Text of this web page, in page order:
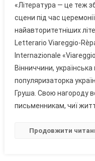
—
Це
Теж
З
«Література — це теж
сцени під час
найавторитетніших
Letterario Viareggio-
Internazionale
Вінниччини,
популяризаторка
Груша. Свою нагороду
письменникам, чиї
Продовжити